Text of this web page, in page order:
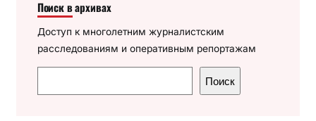
Поиск в архивах
Доступ к многолетним журналистским
расследованиям и оперативным репортажам
о
Поиск